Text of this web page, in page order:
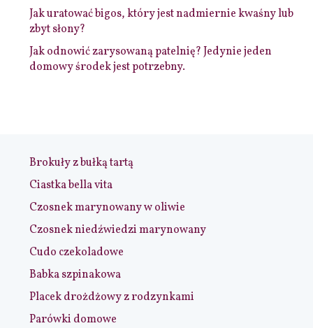
Jak uratować bigos, który jest nadmiernie kwaśny lub
zbyt słony?
Jak odnowić zarysowaną patelnię? Jedynie jeden
domowy środek jest potrzebny.
Brokuły z bułką tartą
Ciastka bella vita
Czosnek marynowany w oliwie
Czosnek niedźwiedzi marynowany
Cudo czekoladowe
Babka szpinakowa
Placek drożdżowy z rodzynkami
Parówki domowe